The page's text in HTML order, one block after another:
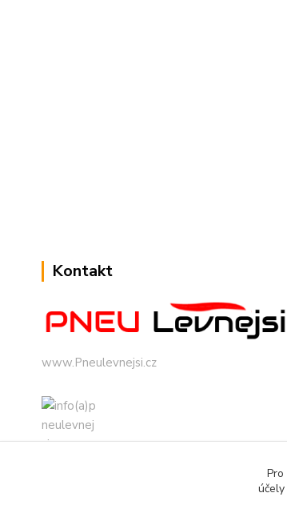
Kontakt
www.Pneulevnejsi.cz